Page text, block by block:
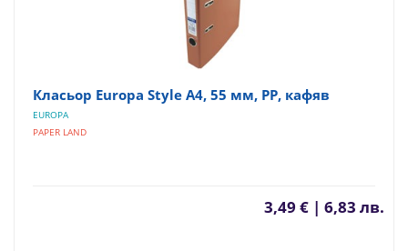
Класьор Europa Style А4, 55 мм, PP, кафяв
EUROPA
PAPER LAND
3,49 € | 6,83 лв.